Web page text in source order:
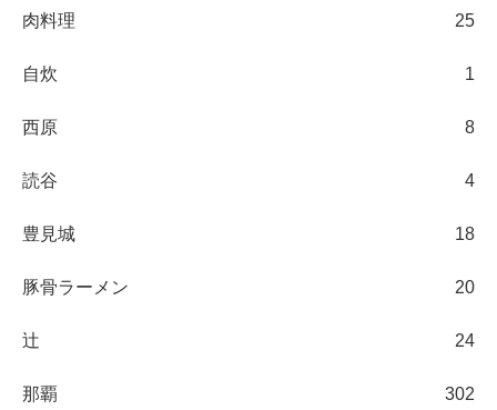
肉料理 25
自炊 1
西原 8
読谷 4
豊見城 18
豚骨ラーメン 20
辻 24
那覇 302